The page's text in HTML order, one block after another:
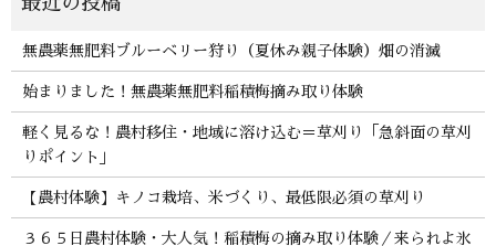
無農薬無肥料ブルーベリー狩り（夏休み親子体験）畑の消滅
始まりました！無農薬無肥料稲積梅摘み取り体験
軽く見るな！農村移住・地域に溶け込む＝草刈り「急斜面の草刈
りポイント」
【農村体験】キノコ栽培、米づくり、最低限必須の草刈り
３６５日農村体験・大人気！稲積梅の摘み取り体験／来られよ氷